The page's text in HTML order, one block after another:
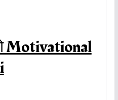
Motivational